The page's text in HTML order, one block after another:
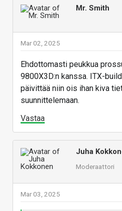
Mr. Smith
Mar 02, 2025
Ehdottomasti peukkua
9800X3D:n kanssa. ITX-
päivittää niin ois ihan kiva
suunnittelemaan.
Vastaa
Juha
Moderaattori
Mar 03, 2025